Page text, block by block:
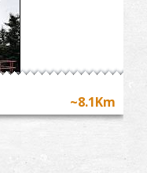
~8.1Km